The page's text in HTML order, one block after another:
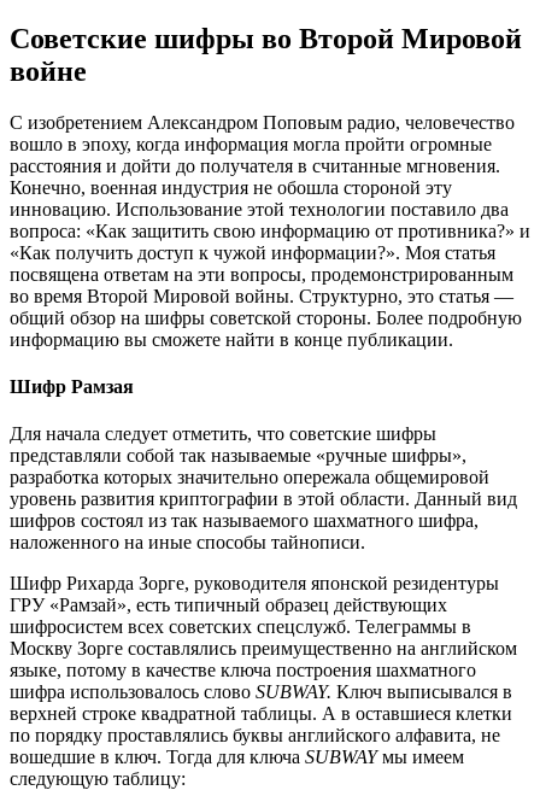
Советские шифры во Второй Мировой
войне
С изобретением Александром Поповым радио, человечество
вошло в эпоху, когда информация могла пройти огромные
расстояния и дойти до получателя в считанные мгновения.
Конечно, военная индустрия не обошла стороной эту
инновацию. Использование этой технологии поставило два
вопроса: «Как защитить свою информацию от противника?» и
«Как получить доступ к чужой информации?». Моя статья
посвящена ответам на эти вопросы, продемонстрированным
во время Второй Мировой войны. Структурно, это статья —
общий обзор на шифры советской стороны. Более подробную
информацию вы сможете найти в конце публикации.
Шифр Рамзая
Для начала следует отметить, что советские шифры
представляли собой так называемые «ручные шифры»,
разработка которых значительно опережала общемировой
уровень развития криптографии в этой области. Данный вид
шифров состоял из так называемого шахматного шифра,
наложенного на иные способы тайнописи.
Шифр Рихарда Зорге, руководителя японской резидентуры
ГРУ «Рамзай», есть типичный образец действующих
шифросистем всех советских спецслужб. Телеграммы в
Москву Зорге составлялись преимущественно на английском
языке, потому в качестве ключа построения шахматного
шифра использовалось слово SUBWAY. Ключ выписывался в
верхней строке квадратной таблицы. А в оставшиеся клетки
по порядку проставлялись буквы английского алфавита, не
вошедшие в ключ. Тогда для ключа SUBWAYмы имеем
следующую таблицу: